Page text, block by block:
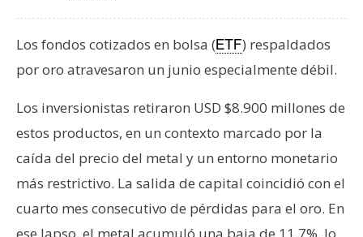
s
R
c
u
r
s
s
Los fondos cotizados en bolsa (ETF) respaldados
por oro atravesaron un junio especialmente débil.
Los inversionistas retiraron USD $8.900 millones de
estos productos, en un contexto marcado por la
caída del precio del metal y un entorno monetario
más restrictivo. La salida de capital coincidió con el
cuarto mes consecutivo de pérdidas para el oro. En